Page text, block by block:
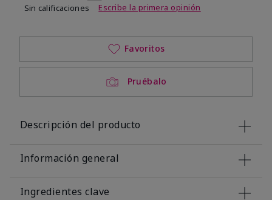
Sin calificaciones
Escribe la primera opinión
Pruébalo
Favoritos
Descripción del producto
Información general
Ingredientes clave